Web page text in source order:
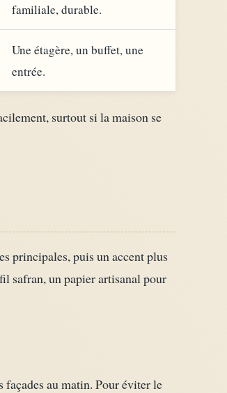
familiale, durable.
Une étagère, un buffet, une
entrée.
surtout si la maison se
principales, puis un accent plus
safran, un papier artisanal pour
façades au matin. Pour éviter le